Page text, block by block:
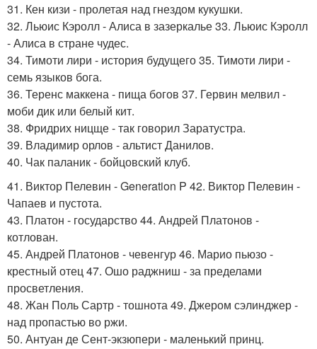
31. Кен кизи - пролетая над гнездом кукушки.
32. Льюис Кэролл - Алиса в зазеркалье 33. Льюис Кэролл
- Алиса в стране чудес.
34. Тимоти лири - история будущего 35. Тимоти лири -
семь языков бога.
36. Теренс маккена - пища богов 37. Гервин мелвил -
моби дик или белый кит.
38. Фридрих ницще - так говорил Заратустра.
39. Владимир орлов - альтист Данилов.
40. Чак паланик - бойцовский клуб.
41. Виктор Пелевин - Generation P 42. Виктор Пелевин -
Чапаев и пустота.
43. Платон - государство 44. Андрей Платонов -
котлован.
45. Андрей Платонов - чевенгур 46. Марио пьюзо -
крестный отец 47. Ошо раджниш - за пределами
просветления.
48. Жан Поль Сартр - тошнота 49. Джером сэлинджер -
над пропастью во ржи.
50. Антуан де Сент-экзюпери - маленький принц.